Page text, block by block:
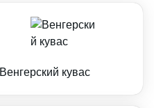
Венгерский кувас